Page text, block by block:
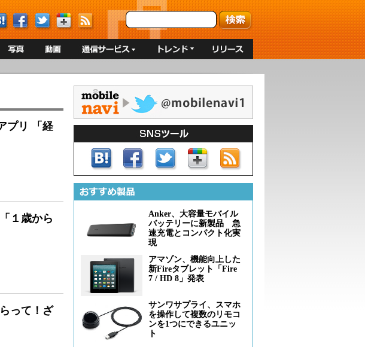
プリ 「経
１歳から
って！ざ
Anker、大容量モバイル
バッテリーに新製品 急
速充電とコンパクト化実
現
アマゾン、機能向上した
新Fireタブレット「Fire
7 / HD 8」発表
サンワサプライ、スマホ
を操作して複数のリモコ
ンを1つにできるユニッ
ト